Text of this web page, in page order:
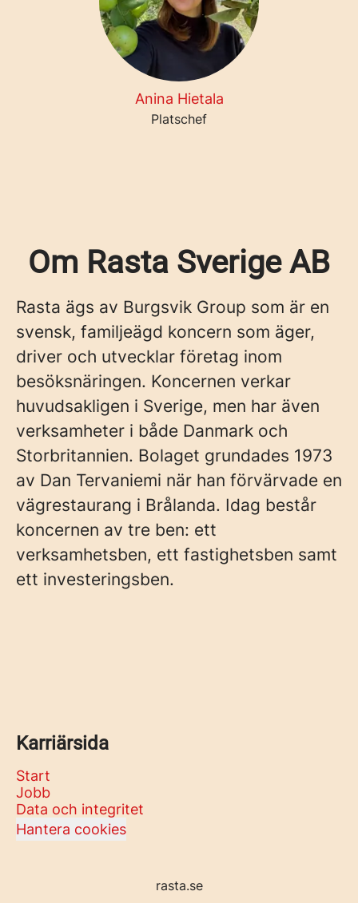
Anina Hietala
Platschef
Om Rasta Sverige AB
Rasta ägs av Burgsvik Group som är en
svensk, familjeägd koncern som äger,
driver och utvecklar företag inom
besöksnäringen. Koncernen verkar
huvudsakligen i Sverige, men har även
verksamheter i både Danmark och
Storbritannien. Bolaget grundades 1973
av Dan Tervaniemi när han förvärvade en
vägrestaurang i Brålanda. Idag består
koncernen av tre ben: ett
verksamhetsben, ett fastighetsben samt
ett investeringsben.
Karriärsida
Start
Jobb
Data och integritet
Hantera cookies
rasta.se